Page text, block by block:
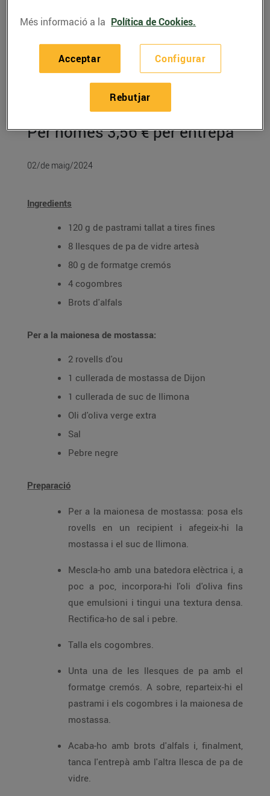
RECEPTES
Sandvitx de pastrami
amb maionesa de
mostassa
Per només 3,56 € per entrepà
02/de maig/2024
Ingredients
120 g de pastrami tallat a tires fines
8 llesques de pa de vidre artesà
80 g de formatge cremós
4 cogombres
Brots d'alfals
Per a la maionesa de mostassa:
2 rovells d'ou
1 cullerada de mostassa de Dijon
1 cullerada de suc de llimona
Oli d'oliva verge extra
Sal
Pebre negre
Preparació
Per a la maionesa de mostassa: posa els
rovells en un recipient i afegeix-hi la
mostassa i el suc de llimona.
Mescla-ho amb una batedora elèctrica i, a
poc a poc, incorpora-hi l'oli d'oliva fins
que emulsioni i tingui una textura densa.
Rectifica-ho de sal i pebre.
Talla els cogombres.
Unta una de les llesques de pa amb el
formatge cremós. A sobre, reparteix-hi el
pastrami i els cogombres i la maionesa de
mostassa.
Acaba-ho amb brots d'alfals i, finalment,
tanca l'entrepà amb l'altra llesca de pa de
vidre.
Més informació a la Política de Cookies.
Configurar
Rebutjar
Acceptar